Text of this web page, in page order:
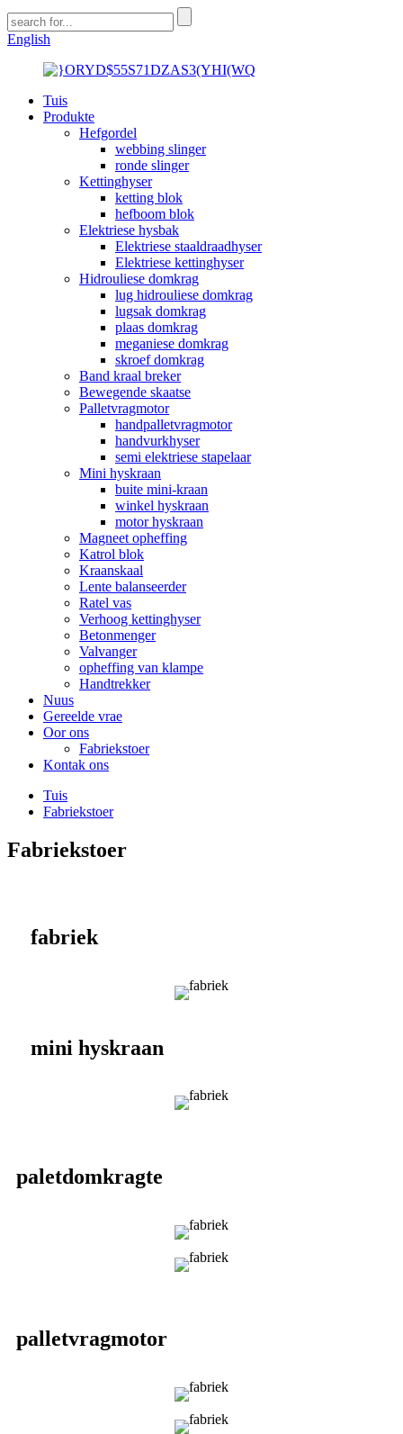
English
Tuis
Produkte
Hefgordel
webbing slinger
ronde slinger
Kettinghyser
ketting blok
hefboom blok
Elektriese hysbak
Elektriese staaldraadhyser
Elektriese kettinghyser
Hidrouliese domkrag
lug hidrouliese domkrag
lugsak domkrag
plaas domkrag
meganiese domkrag
skroef domkrag
Band kraal breker
Bewegende skaatse
Palletvragmotor
handpalletvragmotor
handvurkhyser
semi elektriese stapelaar
Mini hyskraan
buite mini-kraan
winkel hyskraan
motor hyskraan
Magneet opheffing
Katrol blok
Kraanskaal
Lente balanseerder
Ratel vas
Verhoog kettinghyser
Betonmenger
Valvanger
opheffing van klampe
Handtrekker
Nuus
Gereelde vrae
Oor ons
Fabriekstoer
Kontak ons
Tuis
Fabriekstoer
Fabriekstoer
fabriek
mini hyskraan
paletdomkragte
palletvragmotor